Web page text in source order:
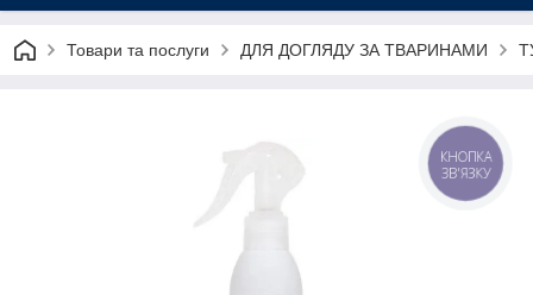
Товари та послуги ДЛЯ ДОГЛЯДУ ЗА ТВАРИНАМИ
КНОПКА
ЗВ'ЯЗКУ